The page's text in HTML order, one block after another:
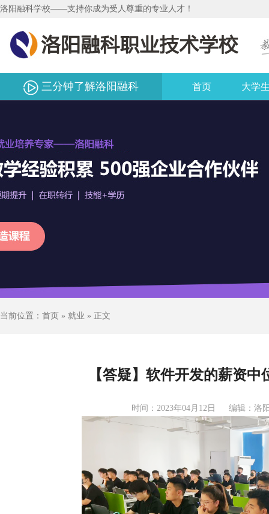
洛阳融科学校——支持你成为受人尊重的专业人才！
三分钟了解洛阳融科 首页 大学
当前位置： 首页 » 就业 » 正文
【答疑】软件开发的薪资
时间：2023年04月12日 编辑：洛